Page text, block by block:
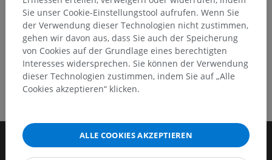
Sie unser Cookie-Einstellungstool aufrufen. Wenn Sie
der Verwendung dieser Technologien nicht zustimmen,
gehen wir davon aus, dass Sie auch der Speicherung
von Cookies auf der Grundlage eines berechtigten
Interesses widersprechen. Sie können der Verwendung
dieser Technologien zustimmen, indem Sie auf „Alle
Cookies akzeptieren“ klicken.
ALLE COOKIES AKZEPTIEREN